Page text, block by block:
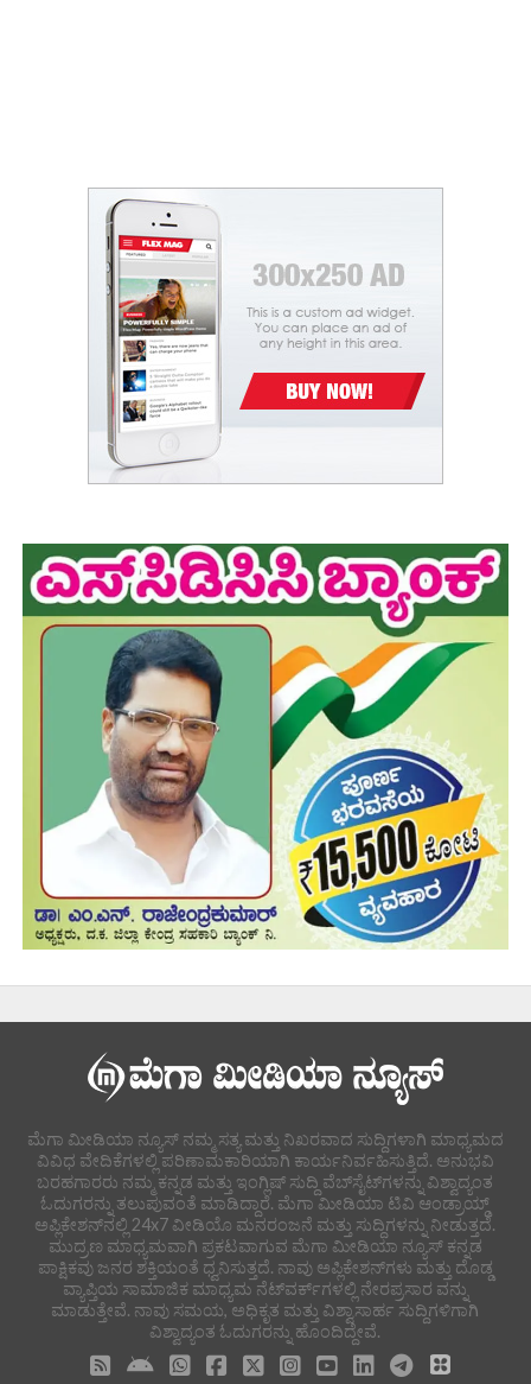
ಮೆಗಾ ಮೀಡಿಯಾ ನ್ಯೂಸ್ ನಮ್ಮ ಸತ್ಯ ಮತ್ತು ನಿಖರವಾದ ಸುದ್ದಿಗಳಾಗಿ ಮಾಧ್ಯಮದ
ವಿವಿಧ ವೇದಿಕೆಗಳಲ್ಲಿ ಪರಿಣಾಮಕಾರಿಯಾಗಿ ಕಾರ್ಯನಿರ್ವಹಿಸುತ್ತಿದೆ. ಅನುಭವಿ
ಬರಹಗಾರರು ನಮ್ಮ ಕನ್ನಡ ಮತ್ತು ಇಂಗ್ಲಿಷ್ ಸುದ್ದಿ ವೆಬ್‌ಸೈಟ್‌ಗಳನ್ನು ವಿಶ್ವಾದ್ಯಂತ
ಓದುಗರನ್ನು ತಲುಪುವಂತೆ ಮಾಡಿದ್ದಾರೆ. ಮೆಗಾ ಮೀಡಿಯಾ ಟಿವಿ ಆಂಡ್ರಾಯ್ಡ್
ಅಪ್ಲಿಕೇಶನ್‌ನಲ್ಲಿ 24x7 ವೀಡಿಯೊ ಮನರಂಜನೆ ಮತ್ತು ಸುದ್ದಿಗಳನ್ನು ನೀಡುತ್ತದೆ.
ಮುದ್ರಣ ಮಾಧ್ಯಮವಾಗಿ ಪ್ರಕಟವಾಗುವ ಮೆಗಾ ಮೀಡಿಯಾ ನ್ಯೂಸ್ ಕನ್ನಡ
ಪಾಕ್ಷಿಕವು ಜನರ ಶಕ್ತಿಯಂತೆ ಧ್ವನಿಸುತ್ತದೆ. ನಾವು ಅಪ್ಲಿಕೇಶನ್‌ಗಳು ಮತ್ತು ದೊಡ್ಡ
ವ್ಯಾಪ್ತಿಯ ಸಾಮಾಜಿಕ ಮಾಧ್ಯಮ ನೆಟ್‌ವರ್ಕ್‌ಗಳಲ್ಲಿ ನೇರಪ್ರಸಾರ ವನ್ನು
ಮಾಡುತ್ತೇವೆ. ನಾವು ಸಮಯ, ಅಧಿಕೃತ ಮತ್ತು ವಿಶ್ವಾಸಾರ್ಹ ಸುದ್ದಿಗಳಿಗಾಗಿ
ವಿಶ್ವಾದ್ಯಂತ ಓದುಗರನ್ನು ಹೊಂದಿದ್ದೇವೆ.